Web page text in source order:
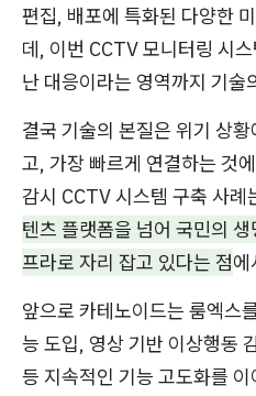
편집, 배포에 특화된 다양한
데, 이번 CCTV 모니터링 시
난 대응이라는 영역까지 기술
결국 기술의 본질은 위기 상
고, 가장 빠르게 연결하는 것
감시 CCTV 시스템 구축 사례
텐츠 플랫폼을 넘어 국민의
프라로 자리 잡고 있다는 점에
앞으로 카테노이드는 룸엑스
능 도입, 영상 기반 이상행동
등 지속적인 기능 고도화를